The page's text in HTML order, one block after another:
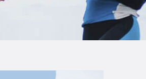
SURFERS
SALINAS